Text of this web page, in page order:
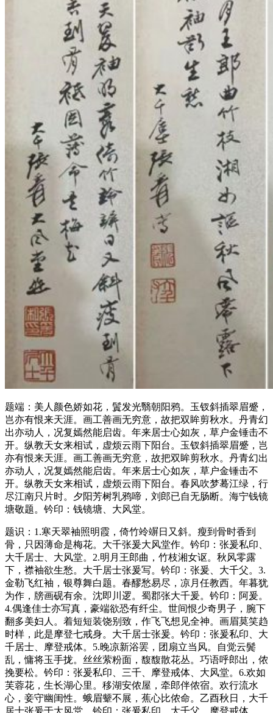
题端：美人颜色娇如花，鬒发光翳朝阳鸦。玉钗斜插翠眉蹙，
岂亦有恨来天涯。画工善画无穷意，故把双眸剪秋水。丹青幻
出亦动人，况复嫣然能启齿。年来居士心如灰，草户金锤击不
开。纵教天女来相试，虚烦云雨下阳台。玉钗斜插翠眉蹙，岂
亦有恨来天涯。画工善画无穷意，故把双眸剪秋水。丹青幻出
亦动人，况复嫣然能启齿。年来居士心如灰，草户金锤击不
开。纵教天女来相试，虚烦云雨下阳台。春风吹梦蓦江绿，行
尽江南只片时。夕阳芳树乳鸦啼，刘郎已自无肠断。海宁钱镜
塘敬题。钤印：钱镜塘、大风堂。
题识：1.寒天翠袖照明霞，倚竹竛竮日又斜。瘦到骨时香到
骨，只因薄命是梅花。大千张爰大风堂作。钤印：张爰私印、
大千居士、大风堂。2.明月王郎曲，竹枝湘女讴。秋风零露
下，襟袖欲生愁。大千居士张爰写。钤印：张爰、大千父。3.
金勒飞红袖，银尊舞白题。春醪愁易尽，凉月任教西。年暮犹
为作，牓画砚有余。沈即川逻。蜀郡张大千爰。钤印：阿爰。
4.偶逢佳士亦写真，豪端欲恐有纤尘。世间恨少奇男子，腕下
翻多美妇人。着短短装饶别致，作飞飞想见全神。画眉莫笑趋
时样，此是摩登七戒身。大千居士张爰。钤印：张爰私印、大
千居士、摩登戒体。5.晚凉新浴罢，团扇立当风。自觉云鬓
乱，慵将玉手拢。丝丝萦粉面，馥馥散花丛。巧语呼郎出，侬
挽要松。钤印：张爰私印、三千、摩登戒体、大风堂。6.欢如
芙蓉花，生长湖心里。移湖安侬屋，牵郎伴侬宿。欢行流水
心，妾守幽闺性。蛾眉颦不展，蕉心比侬命。乙酉秋日，大千
居士张爰于大风堂。钤印：张爰私印、大千父、摩登戒体。